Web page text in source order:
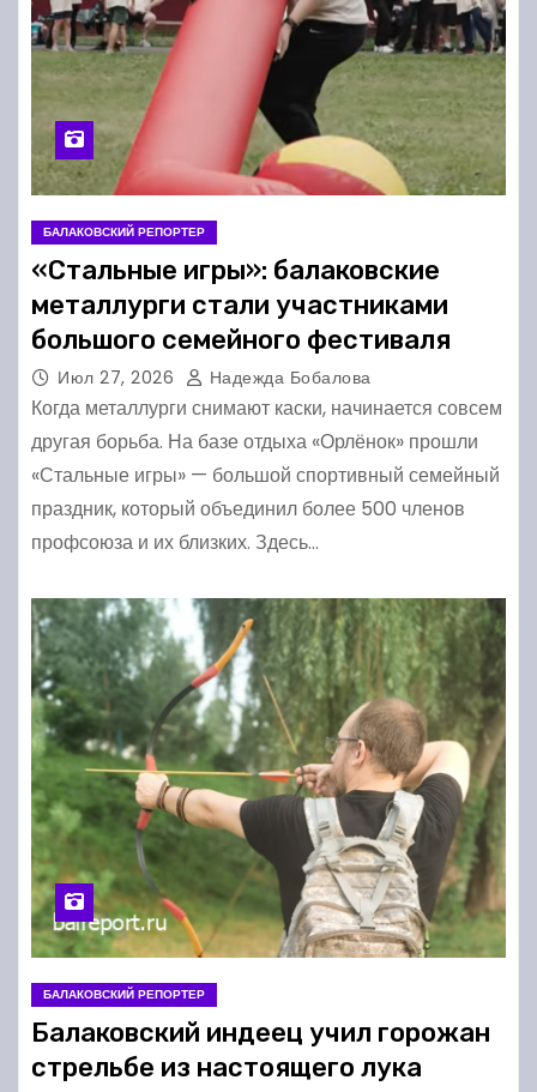
БАЛАКОВСКИЙ РЕПОРТЕР
«Стальные игры»: балаковские
металлурги стали участниками
большого семейного фестиваля
Июл 27, 2026 Надежда Бобалова
Когда металлурги снимают каски, начинается совсем
другая борьба. На базе отдыха «Орлёнок» прошли
«Стальные игры» — большой спортивный семейный
праздник, который объединил более 500 членов
профсоюза и их близких. Здесь…
БАЛАКОВСКИЙ РЕПОРТЕР
Балаковский индеец учил горожан
стрельбе из настоящего лука